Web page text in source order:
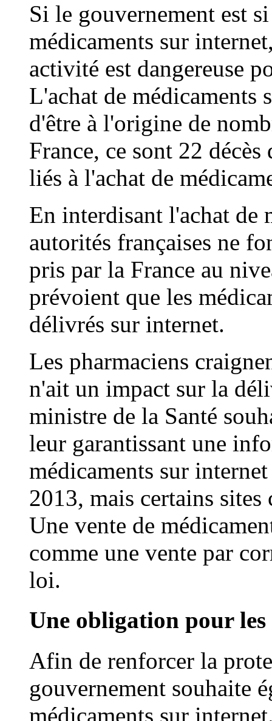
Si le gouvernement est
médicaments sur
activité est dangereuse
L'achat de médicaments
d'être à l'origine de
France, ce sont 22 décès
liés à l'achat de
En interdisant l'achat de
autorités françaises ne
pris par la France au
prévoient que les
délivrés sur internet.
Les pharmaciens
n'ait un impact sur la
ministre de la Santé
leur garantissant une
médicaments sur
2013, mais certains
Une vente de
comme une vente par
loi.
Une obligation pour
Afin de renforcer la
gouvernement souhaite
médicaments sur